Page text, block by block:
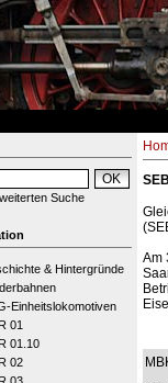
Suche
& Hintergründe
Einheitslokomotiven
01
01.10
02
Am